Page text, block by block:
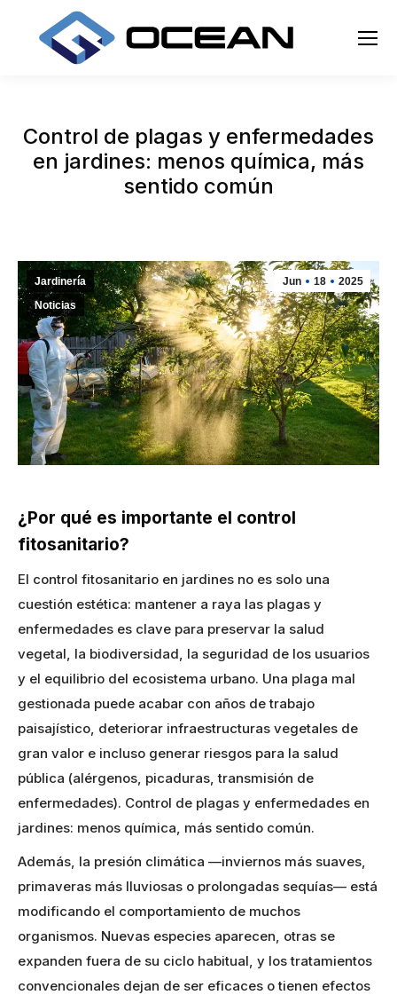
Control de plagas y enfermedades
en jardines: menos química, más
sentido común
Jun 18 2025
Jardinería
Noticias
¿Por qué es importante el control
fitosanitario?
El control fitosanitario en jardines no es solo una
cuestión estética: mantener a raya las plagas y
enfermedades es clave para preservar la salud
vegetal, la biodiversidad, la seguridad de los usuarios
y el equilibrio del ecosistema urbano. Una plaga mal
gestionada puede acabar con años de trabajo
paisajístico, deteriorar infraestructuras vegetales de
gran valor e incluso generar riesgos para la salud
pública (alérgenos, picaduras, transmisión de
enfermedades). Control de plagas y enfermedades en
jardines: menos química, más sentido común.
Además, la presión climática —inviernos más suaves,
primaveras más lluviosas o prolongadas sequías— está
modificando el comportamiento de muchos
organismos. Nuevas especies aparecen, otras se
expanden fuera de su ciclo habitual, y los tratamientos
convencionales dejan de ser eficaces o tienen efectos